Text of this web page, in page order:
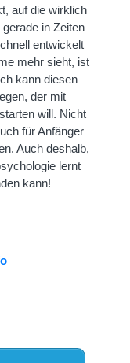
auf die wirklich
in Zeiten
entwickelt
mehr sieht, ist
kann diesen
der mit
will. Nicht
für Anfänger
Auch deshalb,
lernt
kann!